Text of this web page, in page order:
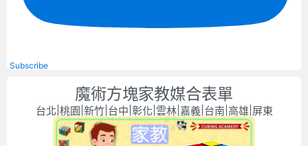
Subscribe
魔術方塊家教媒合表單
台北|桃園|新竹|台中|彰化|雲林|嘉義|台南|高雄|屏東